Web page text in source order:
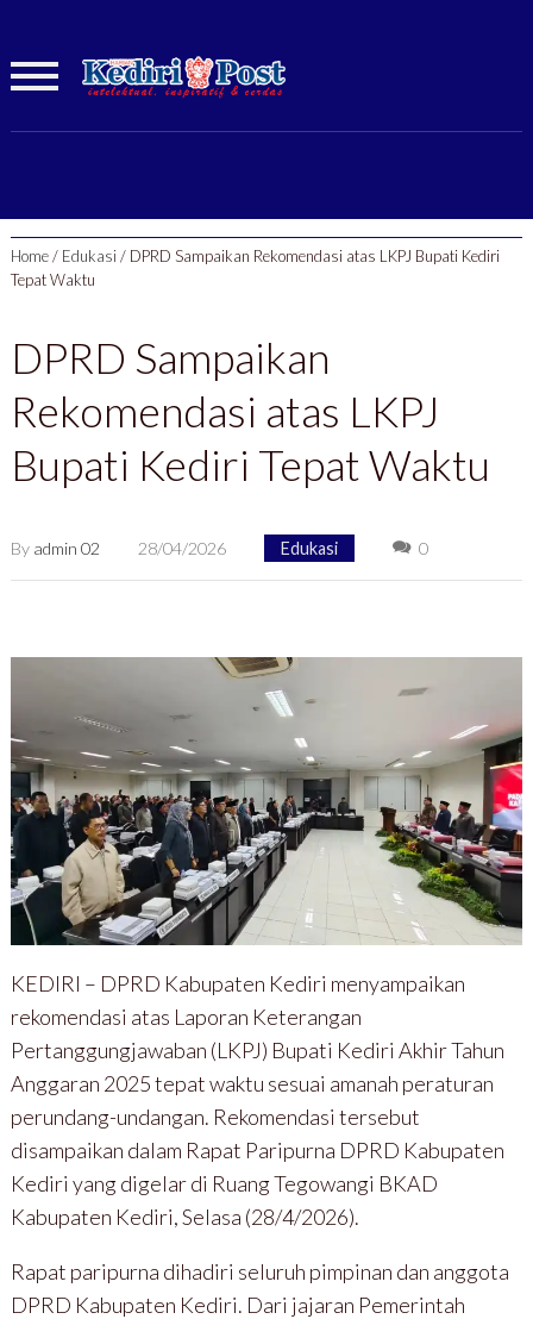
Home/ Edukasi / DPRD Sampaikan Rekomendasi atas LKPJ Bupati Kediri
Tepat Waktu
DPRD Sampaikan
Rekomendasi atas LKPJ
Bupati Kediri Tepat Waktu
By admin 02 28/04/2026 Edukasi 0
KEDIRI – DPRD Kabupaten Kediri menyampaikan
rekomendasi atas Laporan Keterangan
Pertanggungjawaban (LKPJ) Bupati Kediri Akhir Tahun
Anggaran 2025 tepat waktu sesuai amanah peraturan
perundang-undangan. Rekomendasi tersebut
disampaikan dalam Rapat Paripurna DPRD Kabupaten
Kediri yang digelar di Ruang Tegowangi BKAD
Kabupaten Kediri, Selasa (28/4/2026).
Rapat paripurna dihadiri seluruh pimpinan dan anggota
DPRD Kabupaten Kediri. Dari jajaran Pemerintah